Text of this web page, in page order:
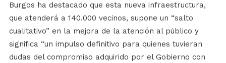
Burgos ha destacado que esta nueva infraestructura,
que atenderá a 140.000 vecinos, supone un “salto
cualitativo” en la mejora de la atención al público y
significa “un impulso definitivo para quienes tuvieran
dudas del compromiso adquirido por el Gobierno con